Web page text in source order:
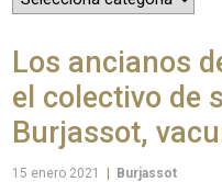
Los ancianos
el colectivo de
Burjassot,
15 enero 2021 Burjassot